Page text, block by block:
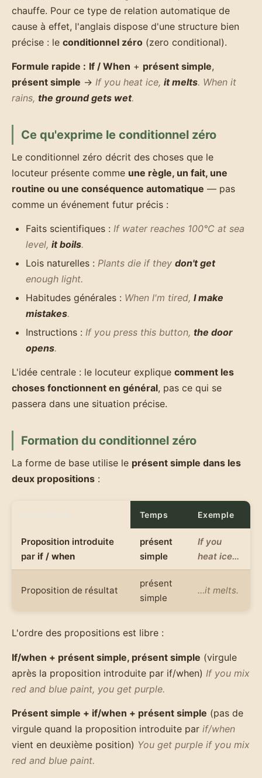
chauffe. Pour ce type de relation automatique de
cause à effet, l'anglais dispose d'une structure bien
précise : le conditionnel zéro (zero conditional).
Formule rapide : If / When + présent simple,
présent simple → If you heat ice, it melts. When it
rains, the ground gets wet.
Ce qu'exprime le conditionnel zéro
Le conditionnel zéro décrit des choses que le
locuteur présente comme une règle, un fait, une
routine ou une conséquence automatique — pas
comme un événement futur précis :
Faits scientifiques : If water reaches 100°C at sea
level, it boils.
Lois naturelles : Plants die if they don't get
enough light.
Habitudes générales : When I'm tired, I make
mistakes.
Instructions : If you press this button, the door
opens.
L'idée centrale : le locuteur explique comment les
choses fonctionnent en général, pas ce qui se
passera dans une situation précise.
Formation du conditionnel zéro
La forme de base utilise le présent simple dans les
deux propositions :
Temps Exemple
Proposition introduite
par if / when
présent
simple
If you
heat ice…
Proposition de résultat
présent
simple
…it melts.
L'ordre des propositions est libre :
If/when + présent simple, présent simple (virgule
après la proposition introduite par if/when) If you mix
red and blue paint, you get purple.
Présent simple + if/when + présent simple (pas de
virgule quand la proposition introduite par if/when
vient en deuxième position) You get purple if you mix
red and blue paint.